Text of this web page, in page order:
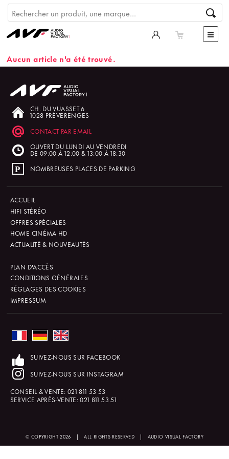
Aucun article n'a été trouvé.
CH. DU VUASSET 6
1028 PRÉVERENGES
CONTACT PAR EMAIL
OUVERT DU LUNDI AU VENDREDI
DE 09:00 À 12:00 & 13:00 À 18:30
NOMBREUSES PLACES DE PARKING
ACCUEIL
HIFI STÉRÉO
OFFRES SPÉCIALES
HOME CINÉMA HD
ACTUALITÉ & NOUVEAUTÉS
PLAN D'ACCÈS
CONDITIONS GÉNÉRALES
RÉGLAGES DES COOKIES
IMPRESSUM
SUIVEZ-NOUS SUR FACEBOOK
SUIVEZ-NOUS SUR INSTAGRAM
CONSEIL & VENTE: 021 811 53 53
SERVICE APRÈS-VENTE:021 811 53 51
© COPYRIGHT 2026 | ALL RIGHTS RESERVED | AUDIO VISUAL FACTORY